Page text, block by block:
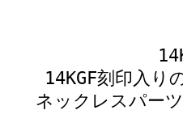
14KGF刻印入
ネックレスパー